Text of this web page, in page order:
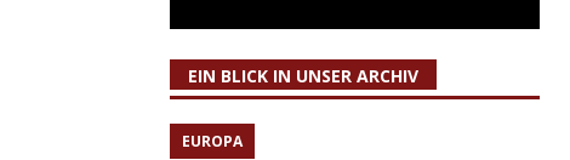
EIN BLICK IN UNSER ARCHIV
EUROPA